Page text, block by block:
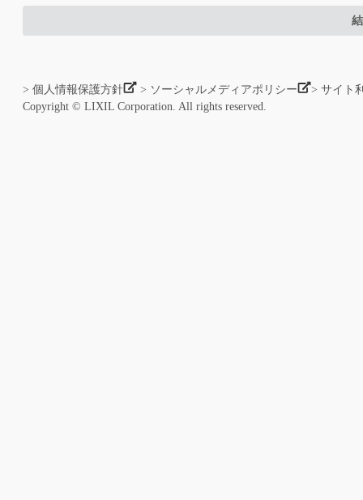
> 個人情報保護方針 > ソーシャルメディアポリシー
> サイト
Copyright © LIXIL Corporation. All rights reserved.